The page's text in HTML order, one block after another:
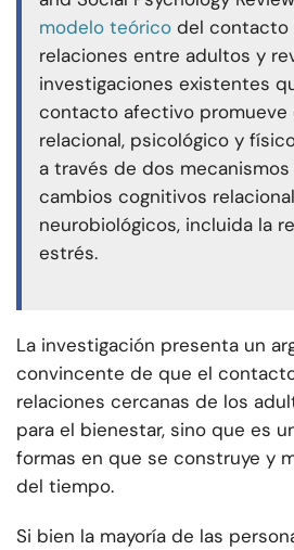
modelo teórico del contacto
relaciones entre adultos y
investigaciones existentes
contacto afectivo promueve
relacional, psicológico y
a través de dos mecanismos
cambios cognitivos
neurobiológicos, incluida la
estrés.
La investigación presenta un
convincente de que el
relaciones cercanas de los
para el bienestar, sino que es
formas en que se construye y
del tiempo.
Si bien la mayoría de las